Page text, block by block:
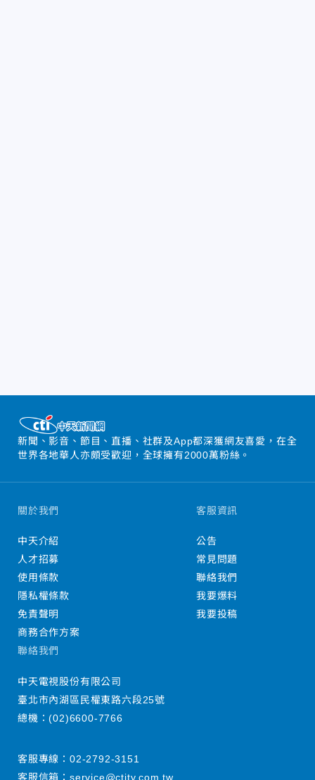
新聞、影音、節目、直播、社群及App都深獲網友喜愛，在全
世界各地華人亦頗受歡迎，全球擁有2000萬粉絲。
關於我們
中天介紹
人才招募
使用條款
隱私權條款
免責聲明
商務合作方案
客服資訊
公告
常見問題
聯絡我們
我要爆料
我要投稿
聯絡我們
中天電視股份有限公司
臺北市內湖區民權東路六段25號
總機：(02)6600-7766
客服專線： 02-2792-3151
客服信箱： service@ctitv.com.tw